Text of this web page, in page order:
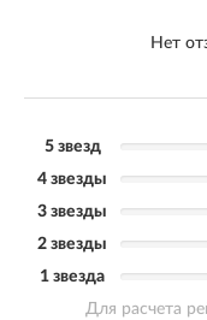
Нет
5 звезд
4 звезды
3 звезды
2 звезды
1 звезда
Для расчета